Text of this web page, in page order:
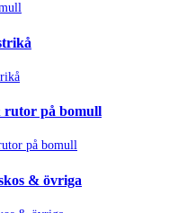
på bomull
& övriga